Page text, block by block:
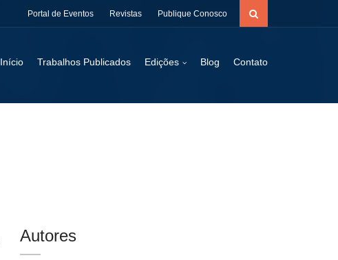
Portal de Eventos Revistas Publique Conosco
Início Trabalhos Publicados Edições Blog Contato
Autores